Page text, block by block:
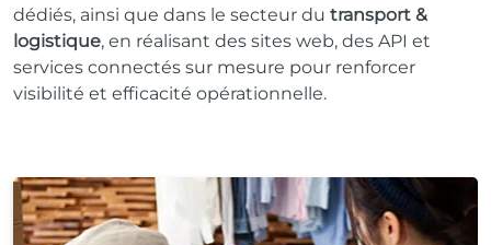
dédiés, ainsi que dans le secteur du transport &
logistique, en réalisant des sites web, des API et
services connectés sur mesure pour renforcer
visibilité et efficacité opérationnelle.